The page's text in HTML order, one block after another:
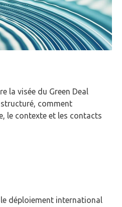
la visée du Green Deal
comment
le contexte et les contacts
déploiement international